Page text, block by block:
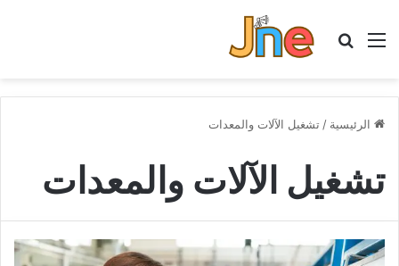
القائمة بحث عن
الرئيسية / تشغيل الآلات والمعدات
تشغيل الآلات والمعدات